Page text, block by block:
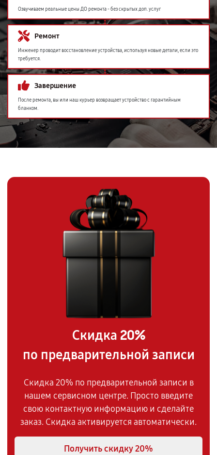
Озвучиваем реальные цены ДО ремонта - без скрытых доп. услуг
Ремонт
Инженер проводит восстановление устройства, используя новые детали, если это
требуется.
Завершение
После ремонта, вы или наш курьер возвращает устройство с гарантийным
бланком.
Скидка 20%
по предварительной записи
Скидка 20% по предварительной записи в
нашем сервисном центре. Просто введите
свою контактную информацию и сделайте
заказ. Скидка активируется автоматически.
Получить скидку20%